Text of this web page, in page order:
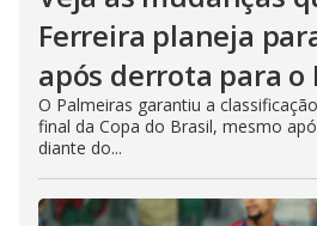
Ferreira planeja
após derrota para o
O Palmeiras garantiu a
final da Copa do Brasil, mesmo
diante do...